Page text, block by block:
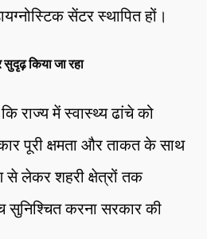
सेंटर स्थापित हों।
किया जा रहा
राज्य में स्वास्थ्य ढांचे को
पूरी क्षमता और ताकत के साथ
से लेकर शहरी क्षेत्रों तक
सुनिश्चित करना सरकार की